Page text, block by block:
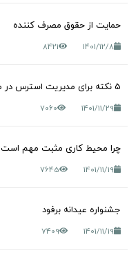
حمایت از حقوق مصرف کننده
1401/12/8
8421
5 نکته برای مدیریت استرس در محیط کار
1401/11/29
7060
چرا محیط کاری مثبت مهم
1401/11/19
7645
جشنواره عیدانه برفود
1401/11/19
7409